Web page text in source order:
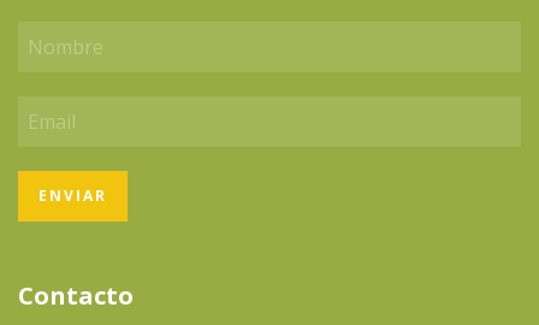
Contacto